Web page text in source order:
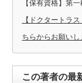
【保有資格】第
【ドクタートラ
ちらからお願いし
この著者の最